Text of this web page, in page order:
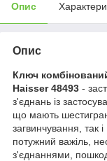
Опис
Опис
Ключ
Haisser 48493 -
з'єднань із
що мають
загвинчування, так
потужний важіль,
з'єднаннями,